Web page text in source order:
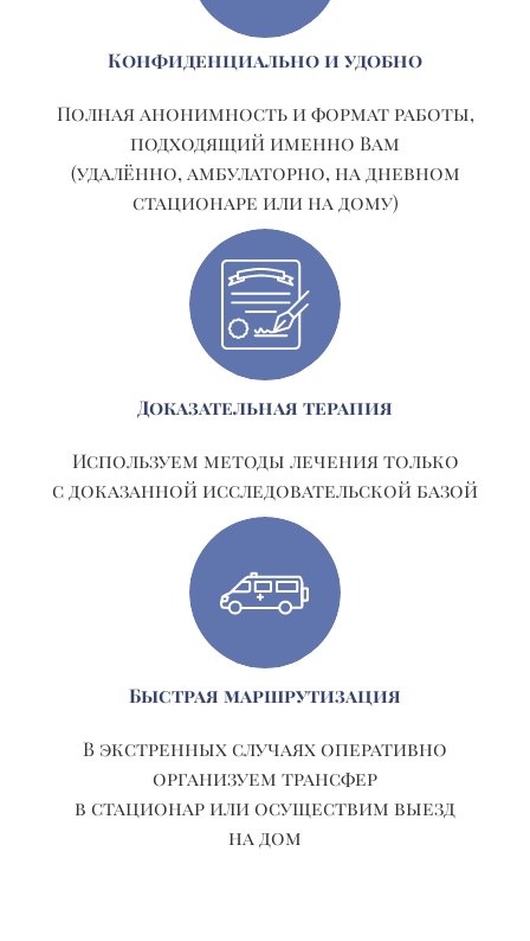
Конфиденциально и удобно
Полная анонимность и формат работы,
подходящий именно Вам
(удалённо, амбулаторно, на дневном
стационаре или на дому)
Доказательная терапия
Используем методы лечения только
с доказанной исследовательской базой
Быстрая маршрутизация
В экстренных случаях оперативно
организуем трансфер
в стационар или осуществим выезд
на дом